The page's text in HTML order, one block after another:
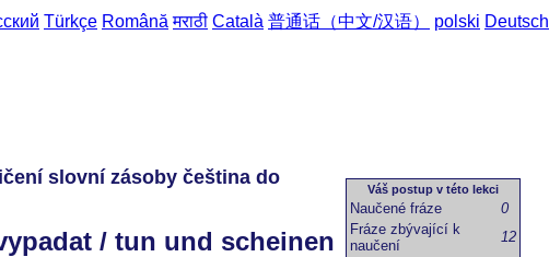
Türkçe Română मराठी Català 普通话（中文/汉语） polski Deutsch
Váš postup v této lekci
Naučené fráze
0
Fráze zbývající k
naučení
12
slovní zásoby čeština do
/ tun und scheinen